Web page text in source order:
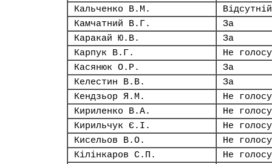
Кальченко В.М.
Відсутній
Камчатний В.Г.
За
Каракай Ю.В.
За
Карпук В.Г.
Не
Касянюк О.Р.
За
Келестин В.В.
За
Кендзьор Я.М.
Не
Кириленко В.А.
Не
Кирильчук Є.І.
Не
Кисельов В.О.
Не
Кілінкаров С.П.
Не